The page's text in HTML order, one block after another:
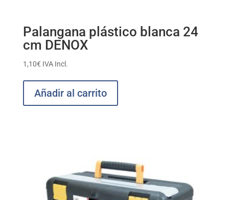
Palangana plástico blanca 24
cm DENOX
1,10€ IVA Incl.
Añadir al carrito